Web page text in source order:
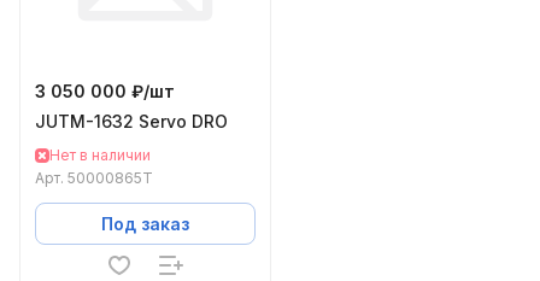
3 050 000 ₽/шт
JUTM-1632 Servo DRO
Нет в наличии
Арт. 50000865T
Под заказ